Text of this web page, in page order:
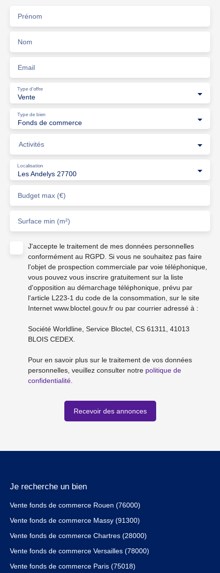
Prénom
Nom
Email
Vente
Type d'offre
Fonds de commerce
Type de bien
Activités
Les Andelys 27700
Localisation
Budget max (€)
Surface min (m²)
J'accepte le traitement de mes données personnelles
conformément au RGPD. Si vous ne souhaitez pas faire
l'objet de prospection commerciale par voie téléphonique,
vous pouvez vous inscrire gratuitement sur la liste
d'opposition au démarchage téléphonique, prévu par
l'article L223-1 du code de la consommation, sur le site
Internet www.bloctel.gouv.fr ou par courrier adressé à :
Société Worldline, Service Bloctel, CS 61311, 41013
BLOIS CEDEX.
Pour en savoir plus sur le traitement de vos données
personnelles, veuillez consulter notre politique de
confidentialité
Recevoir des annonces
Je recherche un bien
Vente fonds de commerce Rouen (76000)
Vente fonds de commerce Massy (91300)
Vente fonds de commerce Chartres (28000)
Vente fonds de commerce Versailles (78000)
Vente fonds de commerce Paris (75018)